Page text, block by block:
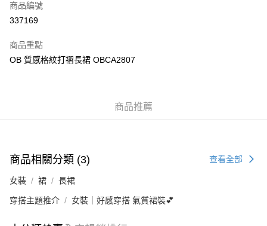
Apple Pay
PayMe
付款後順豐站及營業點
每筆HK$40.00，滿HK$350.00或以上免運費
付款後順豐合作便利店
商品編號
337169
商品重點
OB 質感格紋打褶長裙 OBCA2807
商品推薦
商品相關分類 (3) 查看全部
女裝 裙 長裙
穿搭主題推介 女裝｜好感穿搭 氣質裙裝💕